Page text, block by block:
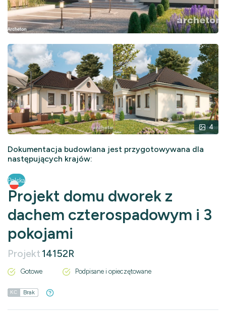
4
Dokumentacja budowlana jest przygotowywana dla
następujących krajów:
Polska
Projekt domu dworek z
dachem czterospadowym i 3
pokojami
Projekt 14152R
Gotowe Podpisane i opieczętowane
KC Brak